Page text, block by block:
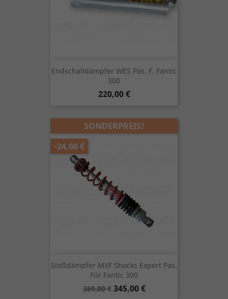
Endschalldämpfer WES Pas. F. Fantic
300
Preis
220,00 €
Stoßdämpfer MXF Shocks Expert Pas.
Für Fantic 300
Verkaufspreis
369,00 € Preis
345,00 €
SONDERPREIS!
-24,00 €